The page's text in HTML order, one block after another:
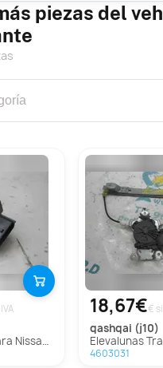
piezas del
Qashqai
18,67€€
qashqai (j10)
Elevalunas Trasero
4603031